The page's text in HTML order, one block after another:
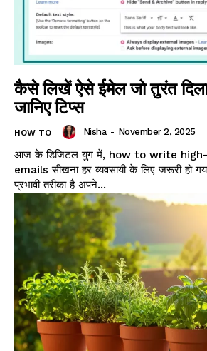
कैसे लिखें ऐसे ईमेल जो तुरंत
जानिए टिप्स
HOW TO Nisha - November 2, 2025
आज के डिजिटल युग में, how to write
emails सीखना हर व्यवसायी के लिए जरूरी हो
प्रभावी तरीका है अपने...